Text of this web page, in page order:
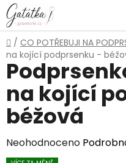
Přejít
na
obsah
Domů
/ CO POTŘEBUJI NA
na kojící podprsenku -
na kojící
béžová
Průměrné
hodnocení
Neohodnoceno